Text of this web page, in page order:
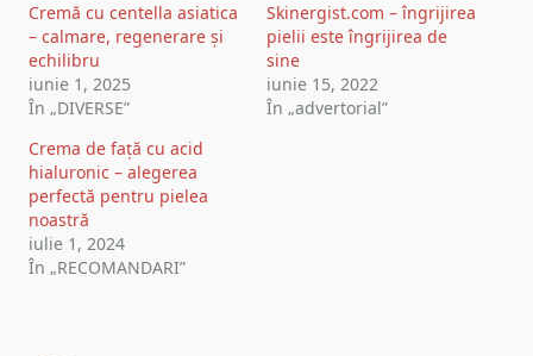
Cremă cu centella asiatica
– calmare, regenerare și
echilibru
iunie 1, 2025
În „DIVERSE”
Skinergist.com – îngrijirea
pielii este îngrijirea de
sine
iunie 15, 2022
În „advertorial”
Crema de față cu acid
hialuronic – alegerea
perfectă pentru pielea
noastră
iulie 1, 2024
În „RECOMANDARI”